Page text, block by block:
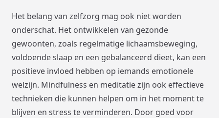
Het belang van zelfzorg mag ook niet worden
onderschat. Het ontwikkelen van gezonde
gewoonten, zoals regelmatige lichaamsbeweging,
voldoende slaap en een gebalanceerd dieet, kan een
positieve invloed hebben op iemands emotionele
welzijn. Mindfulness en meditatie zijn ook effectieve
technieken die kunnen helpen om in het moment te
blijven en stress te verminderen. Door goed voor